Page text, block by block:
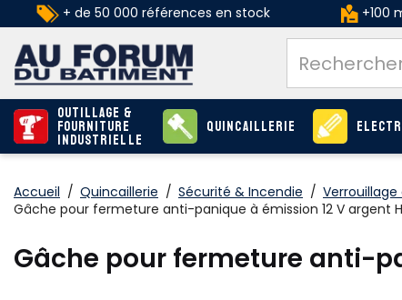
+ de 50 000 références en stock +100
Outillage &
Fourniture
industrielle
Quincaillerie
Accueil / Quincaillerie / Sécurité & Incendie / Verrouillage
Gâche pour fermeture anti-panique à émission 12 V argent
Gâche pour fermeture anti-